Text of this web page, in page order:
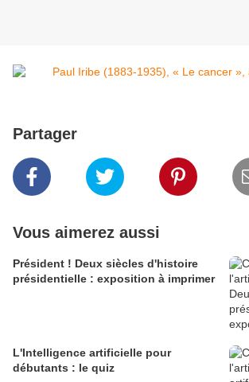
Partager
Vous aimerez aussi
Président ! Deux siècles d'histoire
présidentielle : exposition à imprimer
L'Intelligence artificielle pour
débutants : le quiz